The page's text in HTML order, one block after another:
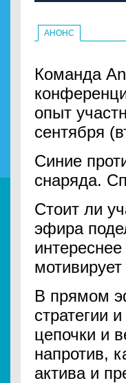
АНОНС
Команда
опыт
сентября
Синие
снаряда.
Стоит ли
эфира
В прямом
стратегии
цепочки и
напротив,
актива и